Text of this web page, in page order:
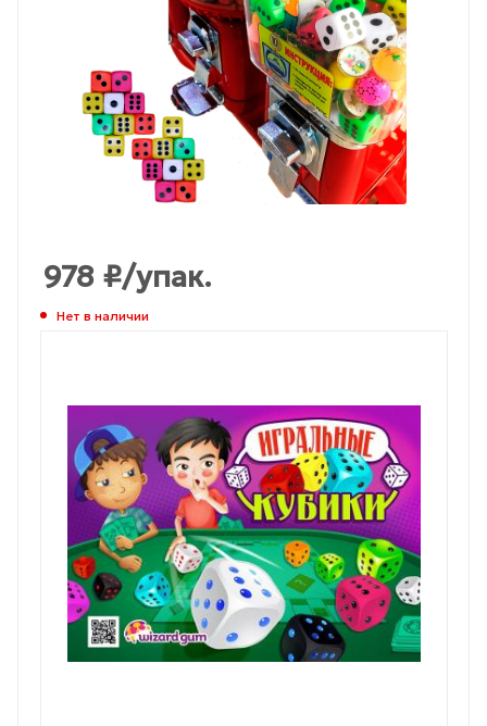
978 ₽/упак.
Нет в наличии